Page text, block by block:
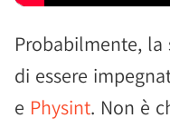
Probabilmente,
di essere
e Physint. Non è